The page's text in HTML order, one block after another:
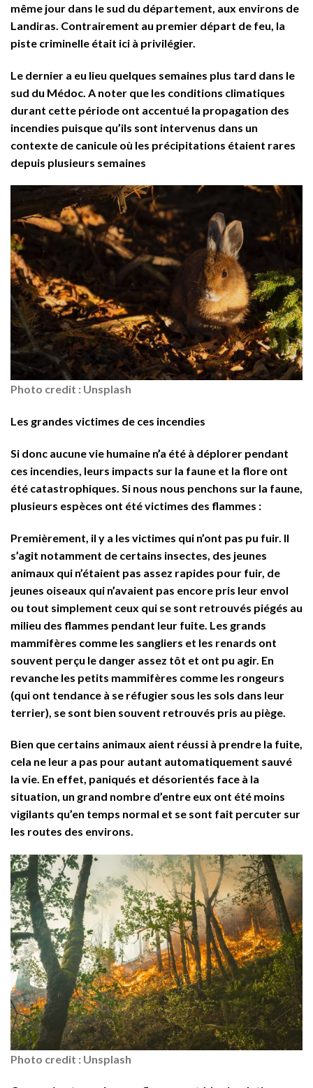
même jour dans le sud du département, aux environs de
Landiras. Contrairement au premier départ de feu, la
piste criminelle était ici à privilégier.
Le dernier a eu lieu quelques semaines plus tard dans le
sud du Médoc. A noter que les conditions climatiques
durant cette période ont accentué la propagation des
incendies puisque qu’ils sont intervenus dans un
contexte de canicule où les précipitations étaient rares
depuis plusieurs semaines
Photo credit : Unsplash
Les grandes victimes de ces incendies
Si donc aucune vie humaine n’a été à déplorer pendant
ces incendies, leurs impacts sur la faune et la flore ont
été catastrophiques. Si nous nous penchons sur la faune,
plusieurs espèces ont été victimes des flammes :
Premièrement, il y a les victimes qui n’ont pas pu fuir. Il
s’agit notamment de certains insectes, des jeunes
animaux qui n’étaient pas assez rapides pour fuir, de
jeunes oiseaux qui n’avaient pas encore pris leur envol
ou tout simplement ceux qui se sont retrouvés piégés au
milieu des flammes pendant leur fuite. Les grands
mammifères comme les sangliers et les renards ont
souvent perçu le danger assez tôt et ont pu agir. En
revanche les petits mammifères comme les rongeurs
(qui ont tendance à se réfugier sous les sols dans leur
terrier), se sont bien souvent retrouvés pris au piège.
Bien que certains animaux aient réussi à prendre la fuite,
cela ne leur a pas pour autant automatiquement sauvé
la vie. En effet, paniqués et désorientés face à la
situation, un grand nombre d’entre eux ont été moins
vigilants qu’en temps normal et se sont fait percuter sur
les routes des environs.
Photo credit : Unsplash